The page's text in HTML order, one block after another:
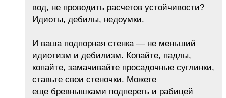
вод, не проводить расчетов устойчивости?
Идиоты, дебилы, недоумки.
И ваша подпорная стенка — не меньший
идиотизм и дебилизм. Копайте, падлы,
копайте, замачивайте просадочные суглинки,
ставьте свои стеночки. Можете
еще бревнышками подпереть и рабицей